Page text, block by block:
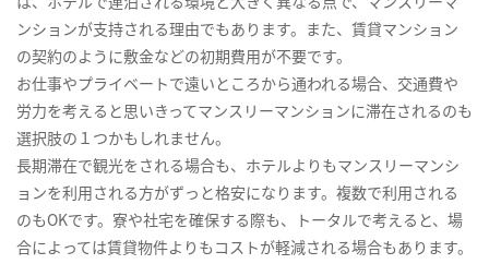
ンションが支持される理由でもあります。また、賃貸マンション
の契約のように敷金などの初期費用が不要です。
お仕事やプライベートで遠いところから通われる場合、交通費や
労力を考えると思いきってマンスリーマンションに滞在されるのも
選択肢の１つかもしれません。
長期滞在で観光をされる場合も、ホテルよりもマンスリーマンシ
ョンを利用される方がずっと格安になります。複数で利用される
のもOKです。寮や社宅を確保する際も、トータルで考えると、場
合によっては賃貸物件よりもコストが軽減される場合もあります。